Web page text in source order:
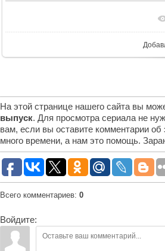
На этой странице нашего сайта вы
выпуск. Для просмотра сериала не
вам, если вы оставите комментарии
много времени, а нам это помощь.
Всего комментариев: 0
Войдите: